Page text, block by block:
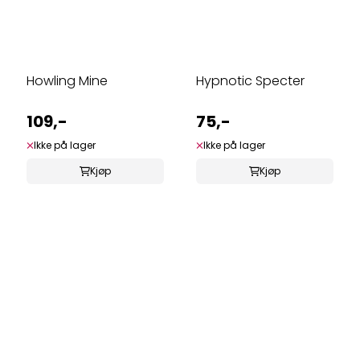
Howling Mine
109,-
Ikke på lager
Kjøp
Hypnotic Specter
75,-
Ikke på lager
Kjøp